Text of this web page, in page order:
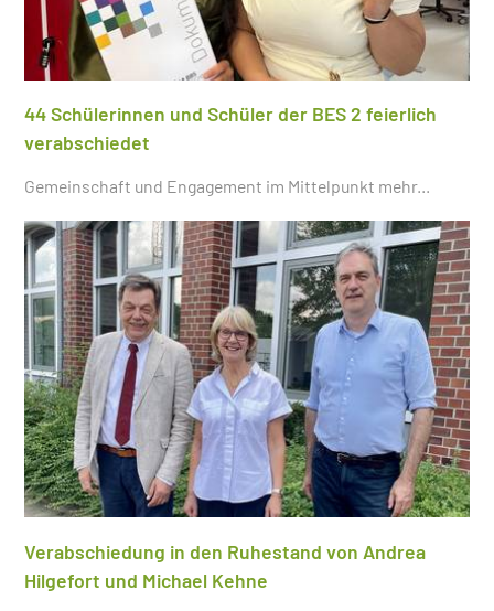
44 Schülerinnen und Schüler der BES 2 feierlich
verabschiedet
Gemeinschaft und Engagement im Mittelpunkt mehr...
Verabschiedung in den Ruhestand von Andrea
Hilgefort und Michael Kehne